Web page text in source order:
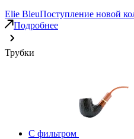
Elie BleuПоступление новой
Подробнее
Трубки
С фильтром